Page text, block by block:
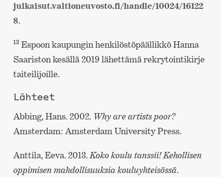
julkaisut.valtioneuvosto.fi/handle/10024/16122
8.
13Espoon kaupungin henkilöstöpäällikkö Hanna
Saariston kesällä 2019 lähettämä rekrytointikirje
taiteilijoille.
Lähteet
Abbing, Hans. 2002. Why are artists poor?
Amsterdam: Amsterdam University Press.
Anttila, Eeva. 2013. Koko koulu tanssii! Kehollisen
oppimisen mahdollisuuksia kouluyhteisössä.